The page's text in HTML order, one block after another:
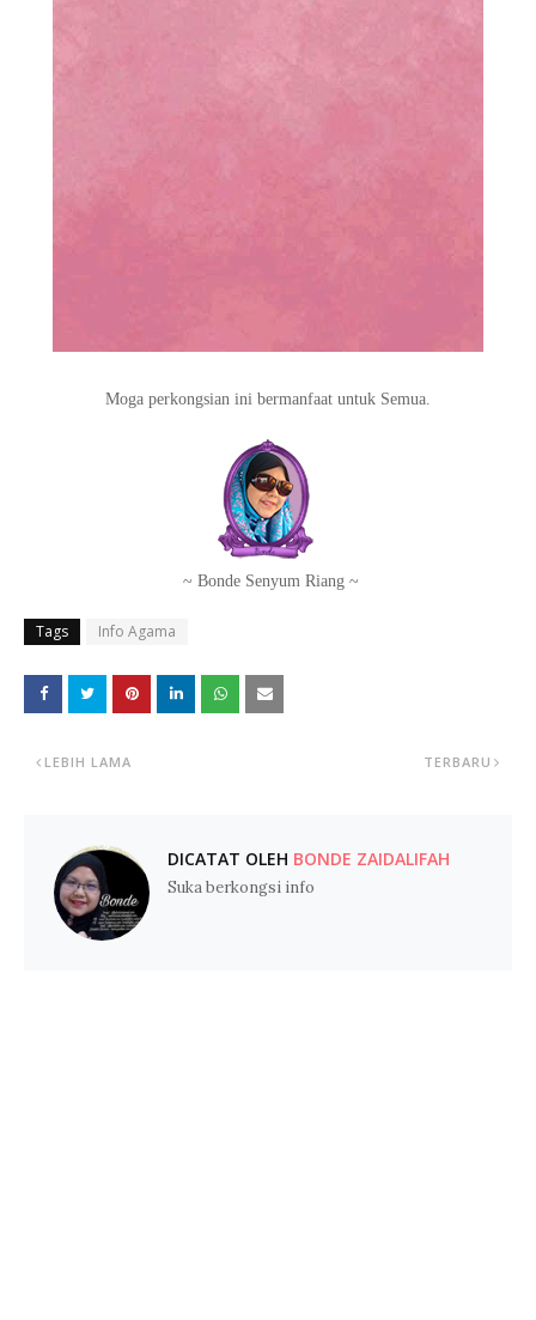
Moga perkongsian ini bermanfaat untuk Semua.
~ Bonde Senyum Riang ~
Tags Info Agama
TERBARU
LEBIH LAMA
DICATAT OLEH BONDE ZAIDALIFAH
Suka berkongsi info